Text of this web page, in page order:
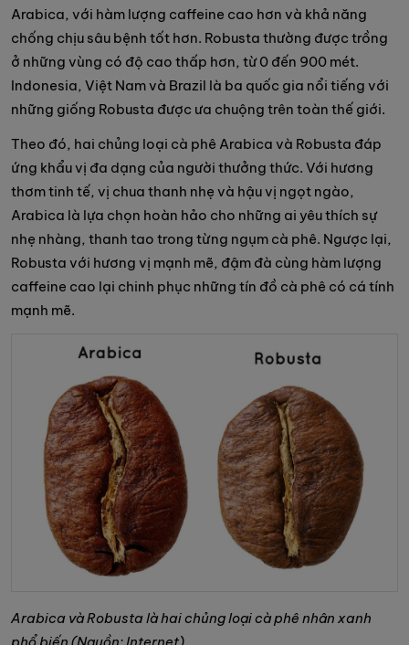
Arabica, với hàm lượng caffeine cao hơn và khả năng
chống chịu sâu bệnh tốt hơn. Robusta thường được trồng
ở những vùng có độ cao thấp hơn, từ 0 đến 900 mét.
Indonesia, Việt Nam và Brazil là ba quốc gia nổi tiếng với
những giống Robusta được ưa chuộng trên toàn thế giới.
Theo đó, hai chủng loại cà phê Arabica và Robusta đáp
ứng khẩu vị đa dạng của người thưởng thức. Với hương
thơm tinh tế, vị chua thanh nhẹ và hậu vị ngọt ngào,
Arabica là lựa chọn hoàn hảo cho những ai yêu thích sự
nhẹ nhàng, thanh tao trong từng ngụm cà phê. Ngược lại,
Robusta với hương vị mạnh mẽ, đậm đà cùng hàm lượng
caffeine cao lại chinh phục những tín đồ cà phê có cá tính
mạnh mẽ.
Arabica và Robusta là hai chủng loại cà phê nhân xanh